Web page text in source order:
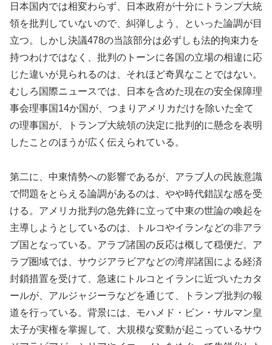
日本国内では相変わらず、日本政府が十分にトランプ大統
領を批判していないので、糾弾しよう、といった論調が目
立つ。しかし決議478の当該部分は必ずしも法的拘束力を
持つわけではなく、批判のトーンに各国の立場の相違に応
じた違いが見られるのは、それほど奇異なことではない。
むしろ国際ニュースでは、日本を含めた現在の安全保障理
事会理事国14か国が、つまりアメリカだけを除いた全て
の理事国が、トランプ大統領の決定に批判的に懸念を表明
したことのほうが広く伝えられている。
第二に、中東情勢への影響であるが、アラブ人の民族意識
で問題をとらえる論調があるのは、やや時代錯誤な感を受
ける。アメリカ批判の急先鋒に立って中東の世論の喚起を
主導しようとしているのは、トルコやイランなどの非アラ
ブ国となっている。アラブ諸国の反応は概して穏便だ。ア
ラブ圏域では、サウジアラビアなどの湾岸諸国による経済
封鎖措置を受けて、急速にトルコとイランに近づいたカタ
ールが、アルジャジーラなどを通じて、トランプ批判の報
道を行っている。背景には、モハメド・ビン・サルマン皇
太子が実権を掌握して、大規模な変動が起こっているサウ